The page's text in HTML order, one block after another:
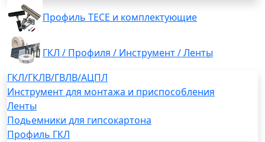
Профиль TECE и комплектующие
ГКЛ / Профиля / Инструмент / Ленты
ГКЛ/ГКЛВ/ГВЛВ/АЦПЛ
Инструмент для монтажа и приспособления
Ленты
Подьемники для гипсокартона
Профиль ГКЛ